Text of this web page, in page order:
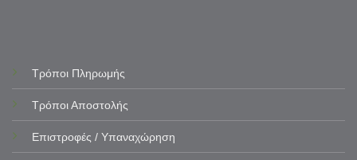
Τρόποι Πληρωμής
Τρόποι Αποστολής
Επιστροφές / Υπαναχώρηση